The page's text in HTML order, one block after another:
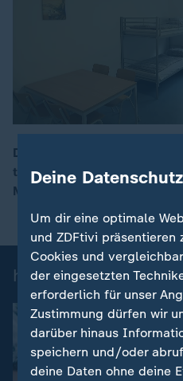
00:16
Das gemeinsame
tritt heute in Kraft. Die EU
Migration stoppen und
heute-Nachrichten:
Deine
Um dir eine optimale
und ZDFtivi präsentieren
Cookies und
der eingesetzten
erforderlich für unser
Zustimmung dürfen wir
darüber hinaus
speichern und/oder
deine Daten ohne deine